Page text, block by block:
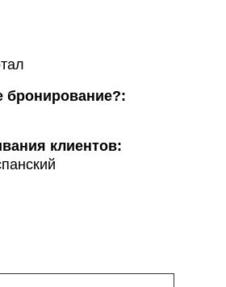
бронирование?:
клиентов: